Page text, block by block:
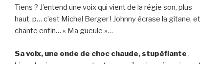
Tiens ? J’entend une voix qui vient de la régie son, plus
haut, p… c’est Michel Berger ! Johnny écrase la gitane, et
chante enfin… « Ma gueule »…
Sa voix, une onde de choc chaude, stupéfiante ,
bien plus immense que tout ce que j’avais pu imaginer, et